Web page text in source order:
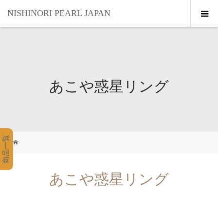
NISHINORI PEARL JAPAN
あこや惑星リング
あこや惑星リング
商品一覧